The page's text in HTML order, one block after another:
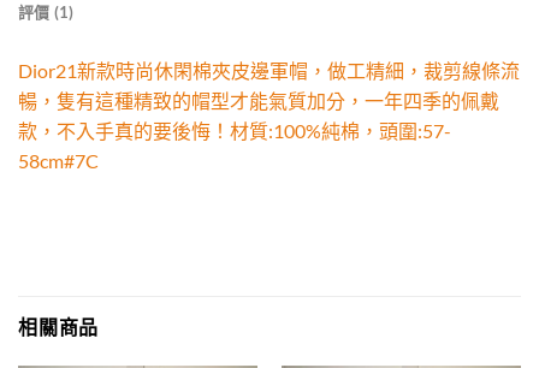
評價 (1)
Dior21新款時尚休閑棉夾皮邊軍帽，做工精細，裁剪線條流
暢，隻有這種精致的帽型才能氣質加分，一年四季的佩戴
款，不入手真的要後悔！材質:100%純棉，頭圍:57-
58cm#7C
相關商品